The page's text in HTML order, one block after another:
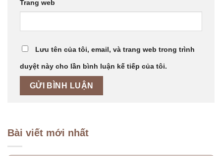
Trang web
Lưu tên của tôi, email, và trang web trong trình
duyệt này cho lần bình luận kế tiếp của tôi.
Bài viết mới nhất